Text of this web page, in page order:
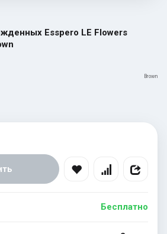
Esspero LE Flowers
Brown
Бесплатно